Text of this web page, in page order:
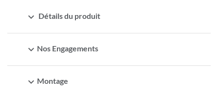
expand_more Détails du produit
expand_more Nos Engagements
expand_more Montage